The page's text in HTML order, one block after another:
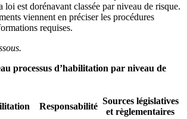
loi est dorénavant classée par niveau de risque.
viennent en préciser les procédures
requises.
processus d’habilitation par niveau de
Responsabilité
Sources législatives
et règlementaires